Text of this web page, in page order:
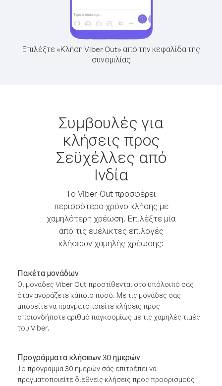
Επιλέξτε «Κλήση Viber Out» από την κεφαλίδα της
συνομιλίας
Συμβουλές για
κλήσεις προς
Σεϋχέλλες από
Ινδία
Το Viber Out προσφέρει
περισσότερο χρόνο κλήσης με
χαμηλότερη χρέωση. Επιλέξτε μία
από τις ευέλικτες επιλογές
κλήσεων χαμηλής χρέωσης:
Πακέτα μονάδων
Οι μονάδες Viber Out προστίθενται στο υπόλοιπό σας
όταν αγοράζετε κάποιο ποσό. Με τις μονάδες σας
μπορείτε να πραγματοποιείτε κλήσεις προς
οποιονδήποτε αριθμό παγκοσμίως με τις χαμηλές τιμές
του Viber.
Προγράμματα κλήσεων 30 ημερών
Το πρόγραμμα 30 ημερών σάς επιτρέπει να
πραγματοποιείτε διεθνείς κλήσεις προς προορισμούς